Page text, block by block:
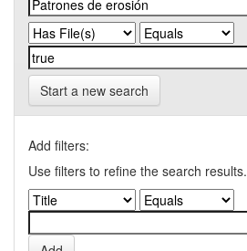
Start a new search
Add filters:
Use filters to refine the search results.